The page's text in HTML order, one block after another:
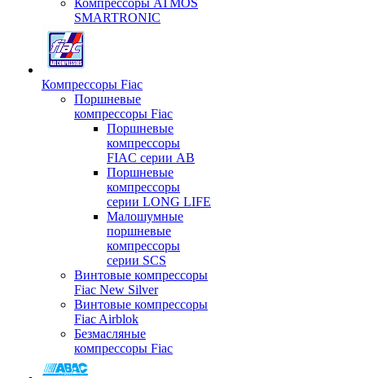
Компрессоры ATMOS
SMARTRONIC
Компрессоры Fiac
Поршневые
компрессоры Fiac
Поршневые
компрессоры
FIAC серии AB
Поршневые
компрессоры
серии LONG LIFE
Малошумные
поршневые
компрессоры
серии SCS
Винтовые компрессоры
Fiac New Silver
Винтовые компрессоры
Fiac Airblok
Безмасляные
компрессоры Fiac